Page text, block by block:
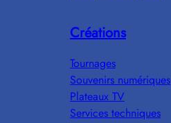
Créations
Tournages
Souvenirs numériques
Plateaux TV
Services techniques